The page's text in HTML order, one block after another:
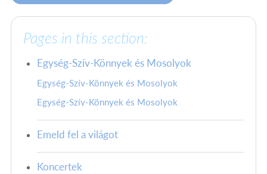
Pages in this section:
Egység-Szív-Könnyek és Mosolyok
Egység-Szív-Könnyek és Mosolyok
Egység-Szív-Könnyek és Mosolyok
Emeld fel a világot
Koncertek